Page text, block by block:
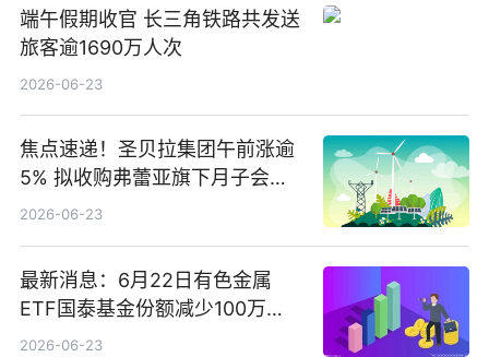
端午假期收官 长三角铁路共发送
旅客逾1690万人次
2026-06-23
焦点速递！圣贝拉集团午前涨逾
5% 拟收购弗蕾亚旗下月子会所
业务少数股权
2026-06-23
最新消息：6月22日有色金属
ETF国泰基金份额减少100万
份，重仓股紫金矿业、洛阳钼
2026-06-23